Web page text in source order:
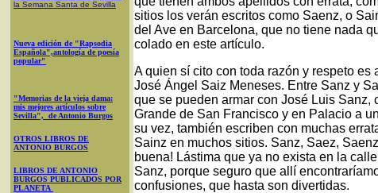
la Semana Santa de Sevilla
Nueva edición de "Rapsodia
Española",antología de poesía
popular"
"Memorias de la vieja dama:
mis mejores artículos sobre
Sevilla", de Antonio Burgos
OTROS LIBROS DE
ANTONIO BURGOS
LIBROS DE ANTONIO
BURGOS PUBLICADOS POR
PLANETA
sitios los verán escritos como Saenz, o
del Ave en Barcelona, que no tiene nada
colado en este artículo.
A quien sí cito con toda razón y respeto
José Ángel Saiz Meneses. Entre Sanz y
que se pueden armar con José Luis
Grande de San Francisco y en Palacio a
su vez, también escriben con muchas
Sainz en muchos sitios. Sanz, Saez,
buena! Lástima que ya no exista en la
Sanz, porque seguro que allí
confusiones, que hasta son divertidas.